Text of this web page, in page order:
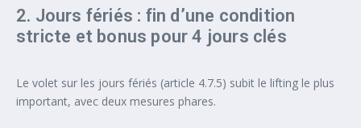
2. Jours fériés : fin d’une condition
stricte et bonus pour 4 jours clés
Le volet sur les jours fériés (article 4.7.5) subit le lifting le plus
important, avec deux mesures phares.